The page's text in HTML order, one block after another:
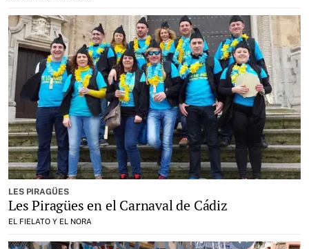
LES PIRAGÜES
Les Piragües en el Carnaval de Cádiz
EL FIELATO Y EL NORA